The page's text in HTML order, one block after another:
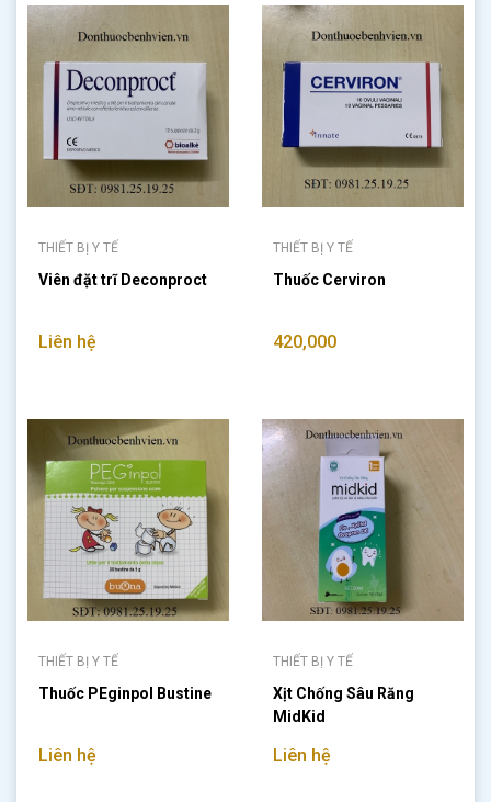
THIẾT BỊ Y TẾ
Viên đặt trĩ Deconproct
Liên hệ
THIẾT BỊ Y TẾ
Thuốc Cerviron
420,000
THIẾT BỊ Y TẾ
Thuốc PEginpol Bustine
Liên hệ
THIẾT BỊ Y TẾ
Xịt Chống Sâu Răng
MidKid
Liên hệ